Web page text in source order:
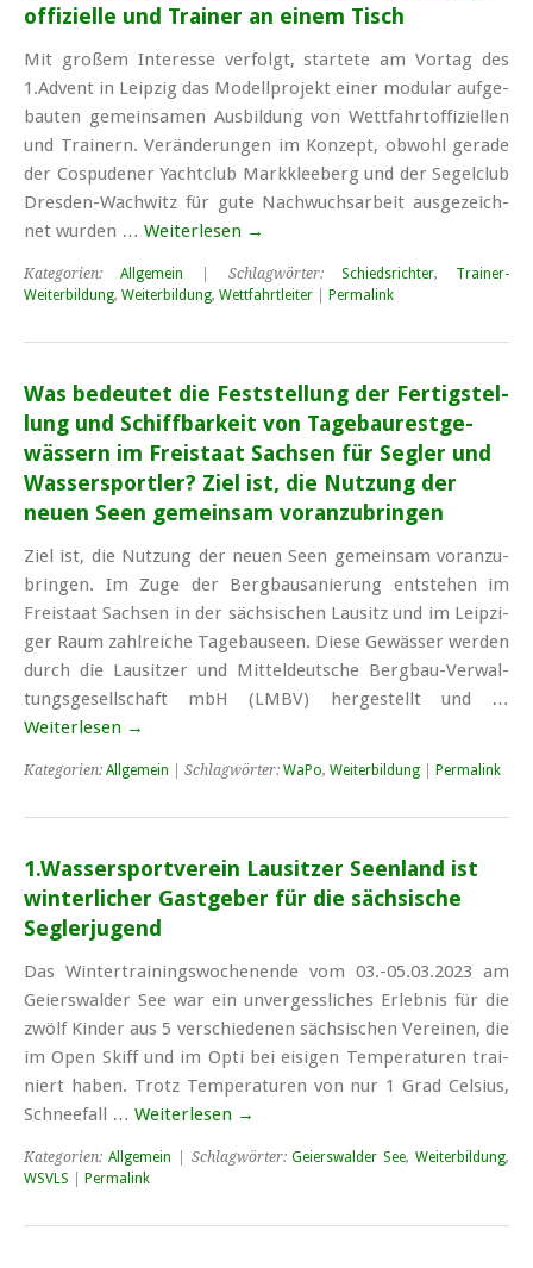
of­fi­­zi­el­le und Trai­ner an ei­nem Tisch
Mit gro­ßem In­ter­es­se ver­folgt, star­te­te am Vor­tag des
1.Ad­vent in Leip­zig das Mo­dell­pro­jekt ei­ner mo­du­lar auf­ge­
bau­ten ge­mein­sa­men Aus­bil­dung von Wett­fahr­t­of­fi­zi­el­len
und Trai­nern. Ver­än­de­run­gen im Kon­zept, ob­wohl ge­ra­de
der Cospu­de­ner Yacht­club Mark­klee­berg und der Se­gel­club
Dres­den-Wach­witz für gu­te Nach­wuchs­ar­beit aus­ge­zeich­
net wur­den … Weiterlesen →
Kategorien:Allgemein | Schlagwörter: Schiedsrichter, Trainer-
Weiterbildung, Weiterbildung, Wettfahrtleiter Permalink
Was be­deu­tet die Fest­stel­lung der Fer­tig­stel­
lung und Schiff­bar­keit von Ta­ge­bau­rest­ge­
wäs­sern im Frei­staat Sach­sen für Seg­ler und
Was­ser­sport­ler? Ziel ist, die Nut­zung der
neu­en Se­en ge­mein­sam vor­an­zu­brin­gen
Ziel ist, die Nut­zung der neu­en Se­en ge­mein­sam vor­an­zu­
brin­gen. Im Zu­ge der Berg­bau­sa­nie­rung ent­ste­hen im
Frei­staat Sach­sen in der säch­si­schen Lau­sitz und im Leip­zi­
ger Raum zahl­rei­che Ta­ge­bau­se­en. Die­se Ge­wäs­ser wer­den
durch die Lau­sit­zer und Mit­tel­deut­sche Berg­bau-Ver­wal­
tungs­ge­sell­schaft mbH (LMBV) her­ge­stellt und …
Weiterlesen →
Kategorien: Allgemein | Schlagwörter: WaPo, Weiterbildung Permalink
1.Was­ser­sport­ver­ein Lau­sit­zer Se­en­land ist
win­ter­li­cher Gast­ge­ber für die säch­si­sche
Seg­ler­ju­gend
Das Win­ter­trai­nings­wo­chen­en­de vom 03.-05.03.2023 am
Gei­ers­wal­der See war ein un­ver­gess­li­ches Er­leb­nis für die
zwölf Kin­der aus 5 ver­schie­de­nen säch­si­schen Ver­ei­nen, die
im Open Skiff und im Op­ti bei ei­si­gen Tem­pe­ra­tu­ren trai­
niert ha­ben. Trotz Tem­pe­ra­tu­ren von nur 1 Grad Cel­si­us,
Schnee­fall … Weiterlesen →
Kategorien: Allgemein | Schlagwörter:Geierswalder See,Weiterbildung,
WSVLS
Permalink